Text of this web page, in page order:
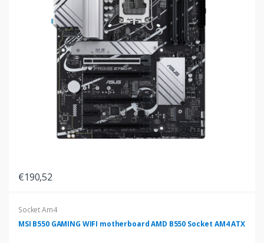
€190,52
Socket Am4
MSI B550 GAMING WIFI motherboard AMD B550 Socket AM4 ATX